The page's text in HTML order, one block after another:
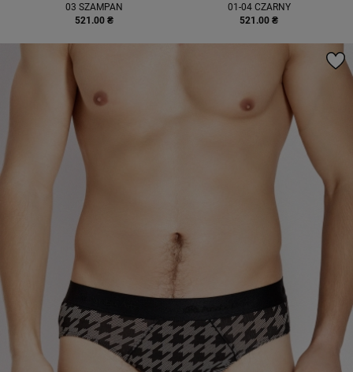
03 SZAMPAN
521.00 ₴
01-04 CZARNY
521.00 ₴